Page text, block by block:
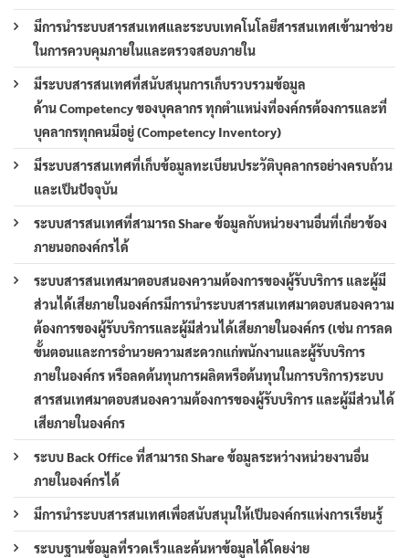
มีการนำระบบสารสนเทศและระบบเทคโนโลยีสารสนเทศเข้ามาช่วย
ในการควบคุมภายในและตรวจสอบภายใน
มีระบบสารสนเทศที่สนับสนุนการเก็บรวบรวมข้อมูล
ด้าน Competency ของบุคลากร ทุกตำแหน่งที่องค์กรต้องการและที่
บุคลากรทุกคนมีอยู่ (Competency Inventory)
มีระบบสารสนเทศที่เก็บข้อมูลทะเบียนประวัติบุคลากรอย่างครบถ้วน
และเป็นปัจจุบัน
ระบบสารสนเทศที่สามารถ Share ข้อมูลกับหน่วยงานอื่นที่เกี่ยวข้อง
ภายนอกองค์กรได้
ระบบสารสนเทศมาตอบสนองความต้องการของผู้รับบริการ และผู้มี
ส่วนได้เสียภายในองค์กรมีการนำระบบสารสนเทศมาตอบสนองความ
ต้องการของผู้รับบริการและผู้มีส่วนได้เสียภายในองค์กร (เช่น การลด
ขั้นตอนและการอำนวยความสะดวกแก่พนักงานและผู้รับบริการ
ภายในองค์กร หรือลดต้นทุนการผลิตหรือต้นทุนในการบริการ)ระบบ
สารสนเทศมาตอบสนองความต้องการของผู้รับบริการ และผู้มีส่วนได้
เสียภายในองค์กร
ระบบ Back Office ที่สามารถ Share ข้อมูลระหว่างหน่วยงานอื่น
ภายในองค์กรได้
มีการนำระบบสารสนเทศเพื่อสนับสนุนให้เป็นองค์กรแห่งการเรียนรู้
ระบบฐานข้อมูลที่รวดเร็วและค้นหาข้อมูลได้โดยง่าย